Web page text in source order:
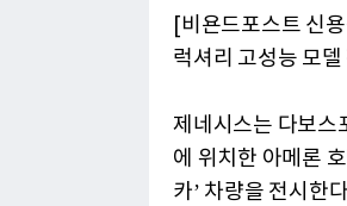
[비욘드포스트 신
럭셔리 고성능 모
제네시스는 다보스
에 위치한 아메론
카’ 차량을 전시한